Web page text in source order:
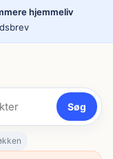
hjemmeliv
Søg